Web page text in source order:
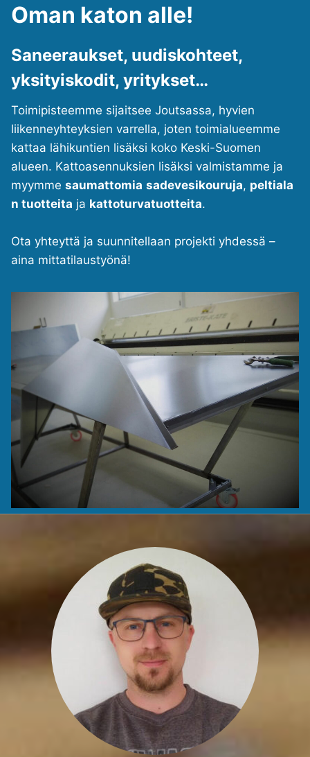
Oman katon alle!
Saneeraukset, uudiskohteet,
yksityiskodit, yritykset…
Toimipisteemme sijaitsee Joutsassa, hyvien
liikenneyhteyksien varrella, joten toimialueemme
kattaa lähikuntien lisäksi koko Keski-Suomen
alueen. Kattoasennuksien lisäksi valmistamme ja
myymme saumattomia sadevesikouruja, peltiala
n tuotteita ja kattoturvatuotteita.
Ota yhteyttä ja suunnitellaan projekti yhdessä –
aina mittatilaustyönä!